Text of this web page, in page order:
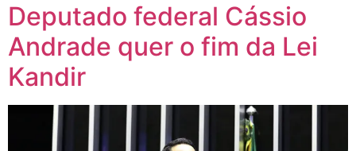
Deputado federal Cássio
Andrade quer o fim da Lei
Kandir